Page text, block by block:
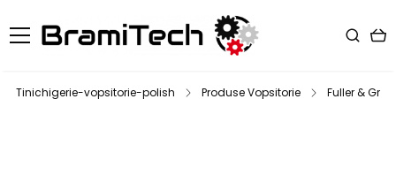
Tinichigerie-vopsitorie-polish Produse Vopsitorie Fuller &